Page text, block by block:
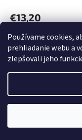
Používame cookies,
prehliadanie webu a
zlepšovali jeho
€13,20